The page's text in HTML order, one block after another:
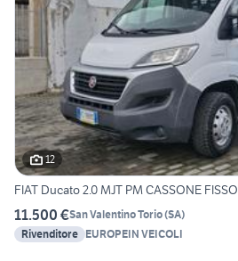
12
FIAT Ducato 2.0 MJT PM CASSONE FISSO
11.500 €San Valentino Torio(SA)
Rivenditore EUROPEIN VEICOLI